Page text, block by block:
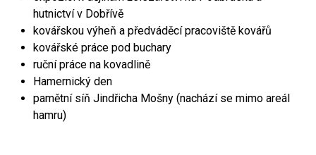
hutnictví v Dobřívě
kovářskou výheň a předváděcí pracoviště kovářů
kovářské práce pod buchary
ruční práce na kovadlině
Hamernický den
pamětní síň Jindřicha Mošny (nachází se mimo areál
hamru)